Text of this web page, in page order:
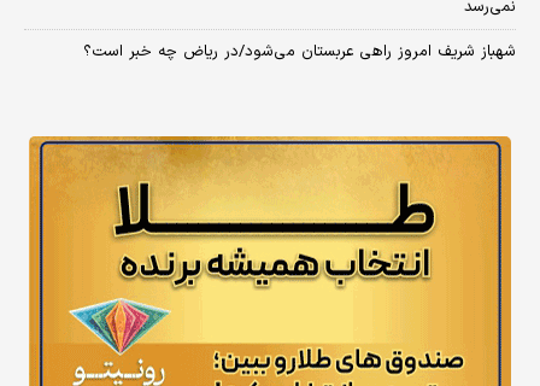
نمی‌رسد
شهباز شریف امروز راهی عربستان می‌شود/در ریاض چه خبر است؟